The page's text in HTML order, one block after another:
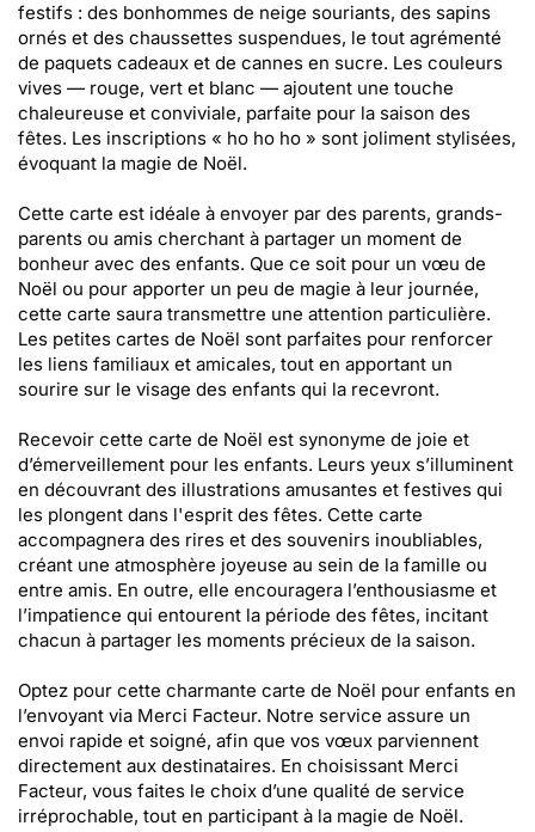
festifs : des bonhommes de neige souriants, des sapins
ornés et des chaussettes suspendues, le tout agrémenté
de paquets cadeaux et de cannes en sucre. Les couleurs
vives — rouge, vert et blanc — ajoutent une touche
chaleureuse et conviviale, parfaite pour la saison des
fêtes. Les inscriptions « ho ho ho » sont joliment stylisées,
évoquant la magie de Noël.
Cette carte est idéale à envoyer par des parents, grands-
parents ou amis cherchant à partager un moment de
bonheur avec des enfants. Que ce soit pour un vœu de
Noël ou pour apporter un peu de magie à leur journée,
cette carte saura transmettre une attention particulière.
Les petites cartes de Noël sont parfaites pour renforcer
les liens familiaux et amicales, tout en apportant un
sourire sur le visage des enfants qui la recevront.
Recevoir cette carte de Noël est synonyme de joie et
d’émerveillement pour les enfants. Leurs yeux s’illuminent
en découvrant des illustrations amusantes et festives qui
les plongent dans l'esprit des fêtes. Cette carte
accompagnera des rires et des souvenirs inoubliables,
créant une atmosphère joyeuse au sein de la famille ou
entre amis. En outre, elle encouragera l’enthousiasme et
l’impatience qui entourent la période des fêtes, incitant
chacun à partager les moments précieux de la saison.
Optez pour cette charmante carte de Noël pour enfants en
l’envoyant via Merci Facteur. Notre service assure un
envoi rapide et soigné, afin que vos vœux parviennent
directement aux destinataires. En choisissant Merci
Facteur, vous faites le choix d’une qualité de service
irréprochable, tout en participant à la magie de Noël.